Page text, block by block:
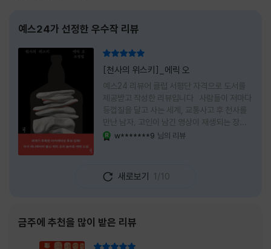
예스24가 선정한 우수작 리뷰
[천사의 위스키]_에릭 오
예스24 리뷰어 클럽 서평단 자격으로 도서를
제공받고 작성한 리뷰입니다 사람들이 저마다
등껍질을 달고 사는 세계, 교통사고 후 천사를
만난 남자, 고인이 남긴 영상이 재생되는 장례
식장에서 똥을 싼 개. 이 책에는 몇 줄만 읽어도
넘어가 있었다. 소설을 읽으면서 잘 만든 단편
애니메이션 여러 편을 차례로 보는 기분이 들었
선명하게 그려졌고, 한 편이 끝날 때마다 질문
이 뒤따라왔다. 감출 수 없는 세계는 더 다정할
까 「등껍질」의 세계에서 사람들은 저마다 다른
w*******9 님의 리뷰
새로보기 1/10
금주에 추천을 많이 받은 리뷰